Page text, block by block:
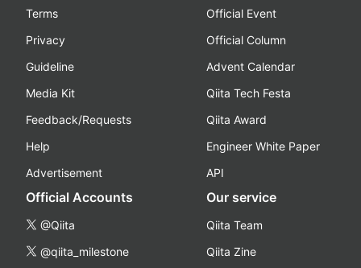
Terms
Privacy
Guideline
Media Kit
Feedback/Requests
Help
Advertisement
Official Event
Official Column
Advent Calendar
Qiita Tech Festa
Qiita Award
Engineer White Paper
API
Official Accounts
@Qiita
@qiita_milestone
Our service
Qiita Team
Qiita Zine